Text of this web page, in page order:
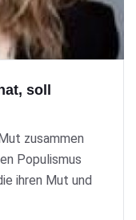
soll
zusammen
Populismus
ihren Mut und